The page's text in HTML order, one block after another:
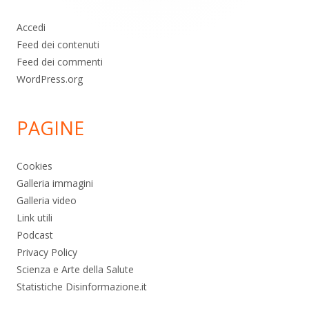
Accedi
Feed dei contenuti
Feed dei commenti
WordPress.org
PAGINE
Cookies
Galleria immagini
Galleria video
Link utili
Podcast
Privacy Policy
Scienza e Arte della Salute
Statistiche Disinformazione.it